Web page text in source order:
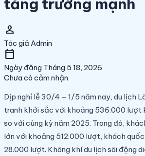
tăng trưởng mạnh
person
Tác giả Admin
calendar_today
Ngày đăng Tháng 5 18, 2026
Chưa có cảm nhận
Dịp nghỉ lễ 30/4 – 1/5 năm nay, du lịch
tranh khởi sắc với khoảng 536.000 lượt
so với cùng kỳ năm 2025. Trong đó,
lớn với khoảng 512.000 lượt, khách
28.000 lượt. Không khí du lịch sôi động